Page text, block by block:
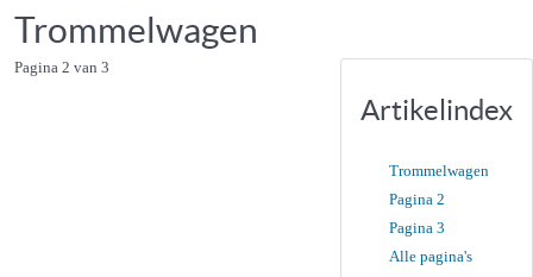
Trommelwagen
Artikelindex
Trommelwagen
Pagina 2
Pagina 3
Alle pagina's
Pagina 2 van 3